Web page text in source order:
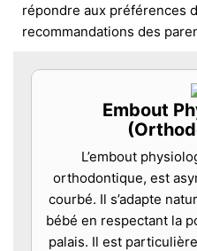
répondre aux préférences
recommandations des
Embout
L’embout
orthodontique, est
courbé. Il s’adapte
bébé en respectant la
palais. Il est